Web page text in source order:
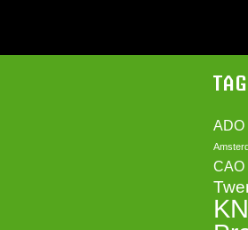
ADO
CAO